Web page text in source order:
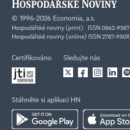
© 1996-2026 Economia, a.s.
Hospodářské noviny (print) ISSN 0862-9587
Hospodářské noviny (online) ISSN 2787-950X
Certifikováno Sledujte nás
Stáhněte si aplikaci HN